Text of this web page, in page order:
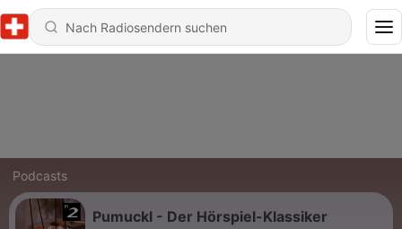
Podcasts
Pumuckl - Der Hörspiel-Klassiker